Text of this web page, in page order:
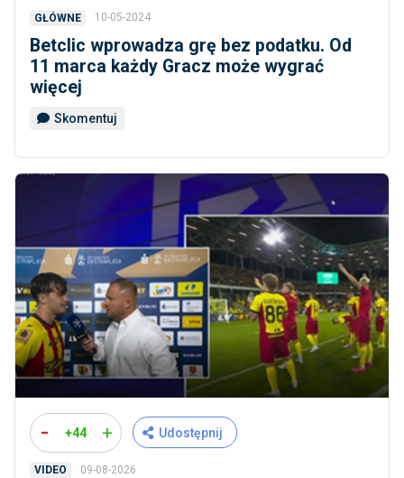
GŁÓWNE 10-05-2024
Betclic wprowadza grę bez podatku. Od
11 marca każdy Gracz może wygrać
więcej
Skomentuj
- +44 + Udostępnij
VIDEO 09-08-2026